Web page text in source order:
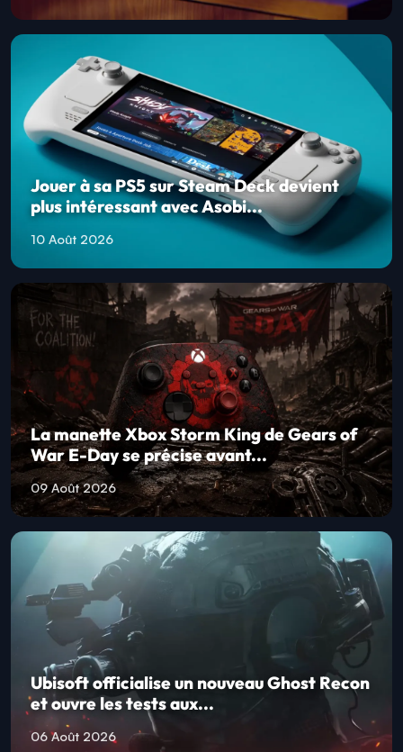
Jouer à sa PS5 sur Steam Deck devient
plus intéressant avec Asobi...
10 Août 2026
La manette Xbox Storm King de Gears of
War E-Day se précise avant...
09 Août 2026
Ubisoft officialise un nouveau Ghost Recon
et ouvre les tests aux...
06 Août 2026